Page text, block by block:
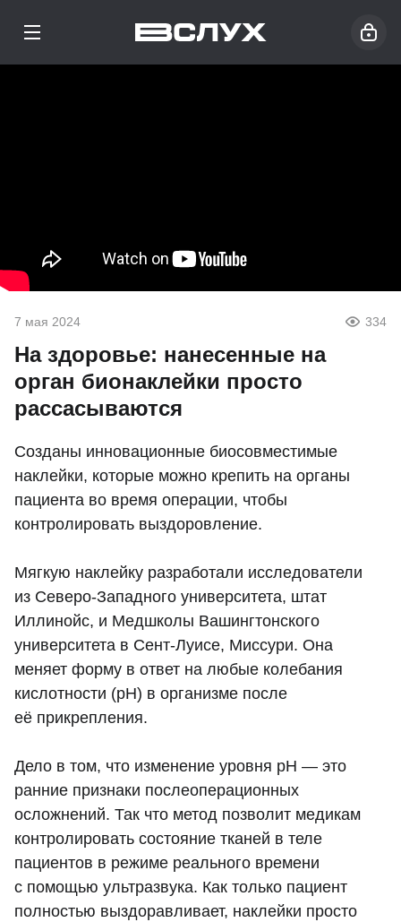
7 мая 2024 334
На здоровье: нанесенные на
орган бионаклейки просто
рассасываются
Созданы инновационные биосовместимые
наклейки, которые можно крепить на органы
пациента во время операции, чтобы
контролировать выздоровление.
Мягкую наклейку разработали исследователи
из Северо-Западного университета, штат
Иллинойс, и Медшколы Вашингтонского
университета в Сент-Луисе, Миссури. Она
меняет форму в ответ на любые колебания
кислотности (pH) в организме после
её прикрепления.
Дело в том, что изменение уровня pH — это
ранние признаки послеоперационных
осложнений. Так что метод позволит медикам
контролировать состояние тканей в теле
пациентов в режиме реального времени
с помощью ультразвука. Как только пациент
полностью выздоравливает, наклейки просто